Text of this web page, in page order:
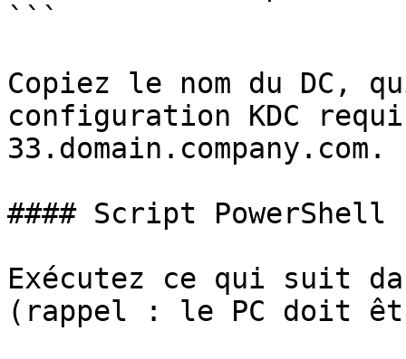
```
Copiez le nom du DC,
configuration KDC
33.domain.company.com.
#### Script PowerShell
Exécutez ce qui suit
(rappel : le PC doit